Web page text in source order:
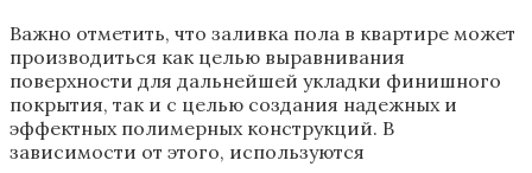
Важно отметить, что заливка пола в квартире может
производиться как целью выравнивания
поверхности для дальнейшей укладки финишного
покрытия, так и с целью создания надежных и
эффектных полимерных конструкций. В
зависимости от этого, используются